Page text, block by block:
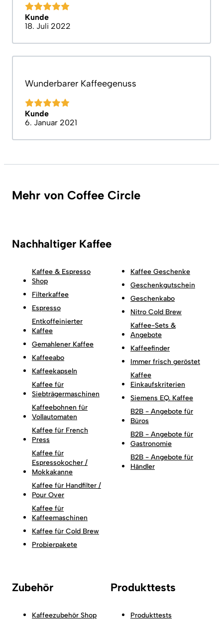
Kunde
18. Juli 2022
Wunderbarer Kaffeegenuss
Kunde
6. Januar 2021
Mehr von Coffee Circle
Nachhaltiger Kaffee
Kaffee & Espresso
Shop
Filterkaffee
Espresso
Entkoffeinierter
Kaffee
Gemahlener Kaffee
Kaffeeabo
Kaffeekapseln
Kaffee für
Siebträgermaschinen
Kaffeebohnen für
Vollautomaten
Kaffee für French
Press
Kaffee für
Espressokocher /
Mokkakanne
Kaffee für Handfilter /
Pour Over
Kaffee für
Kaffeemaschinen
Kaffee für Cold Brew
Probierpakete
Kaffee Geschenke
Geschenkgutschein
Geschenkabo
Nitro Cold Brew
Kaffee-Sets &
Angebote
Kaffeefinder
Immer frisch geröstet
Kaffee
Einkaufskriterien
Siemens EQ. Kaffee
B2B - Angebote für
Büros
B2B - Angebote für
Gastronomie
B2B - Angebote für
Händler
Zubehör
Kaffeezubehör Shop
Produkttests
Produkttests